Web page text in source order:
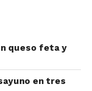
queso feta y
en tres